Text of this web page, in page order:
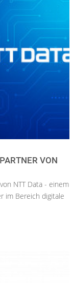
VON
NTT Data - einem
im Bereich digitale